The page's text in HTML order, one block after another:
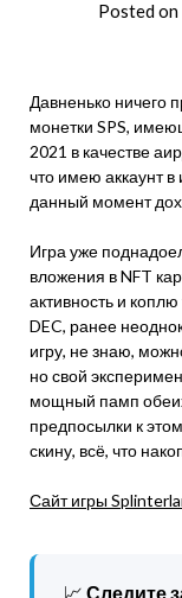
Posted on
Давненько ничего
монетки SPS,
2021 в качестве
что имею аккаунт
данный момент
Игра уже
вложения в NFT
активность и
DEC, ранее
игру, не знаю,
но свой
мощный памп обеих
предпосылки к
скину, всё, что
Сайт игры
📈 Следите